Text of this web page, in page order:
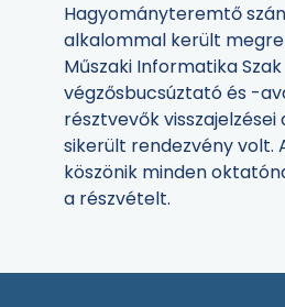
Hagyományteremtő
alkalommal került
Műszaki Informatika Szak
végzősbucsúztató és -
résztvevők
sikerült rendezvény volt.
köszönik minden
a részvételt.